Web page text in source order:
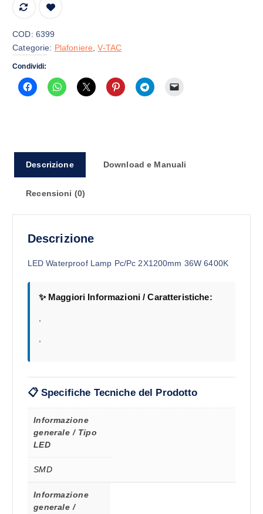
COD: 6399
Categorie: Plafoniere ,V-TAC
Condividi:
Descrizione Download e Manuali
Recensioni (0)
Descrizione
LED Waterproof Lamp Pc/Pc 2X1200mm 36W 6400K
✨ Maggiori Informazioni / Caratteristiche:
📋 Specifiche Tecniche del Prodotto
Informazione
generale / Tipo
LED
SMD
Informazione
generale /